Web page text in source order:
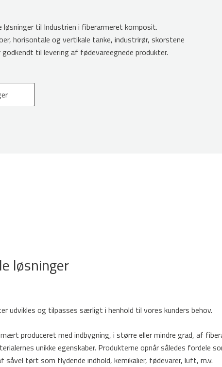
løsninger til Industrien i fiberarmeret komposit.
horisontale og vertikale tanke, industrirør, skorstene
til levering af fødevareegnede produkter.
løsninger
udvikles og tilpasses særligt i henhold til vores kunders behov.
produceret med indbygning, i større eller mindre grad, af
unikke egenskaber. Produkterne opnår således
såvel tørt som flydende indhold, kemikalier, fødevarer, luft, m.v.